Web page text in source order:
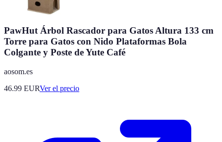
PawHut Árbol Rascador para Gatos Altura 133 cm
Torre para Gatos con Nido Plataformas Bola
Colgante y Poste de Yute Café
aosom.es
46.99 EURVer el precio